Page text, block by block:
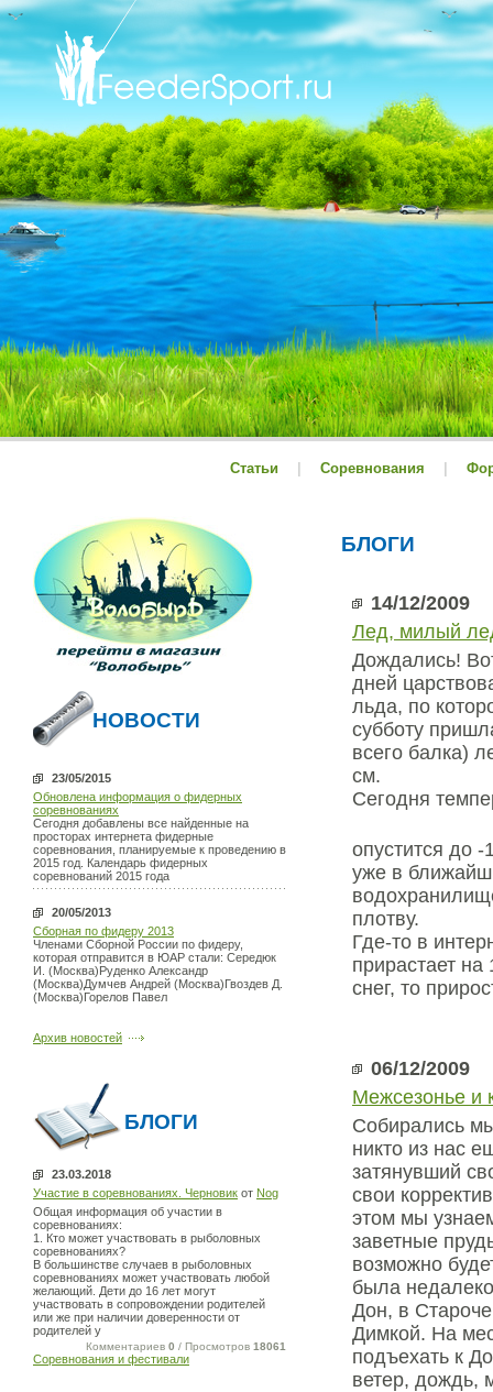
Статьи Соревнования
НОВОСТИ
23/05/2015
Обновлена информация о фидерных
соревнованиях
Сегодня добавлены все найденные на
просторах интернета фидерные
соревнования, планируемые к проведению в
2015 год. Календарь фидерных
соревнований 2015 года
20/05/2013
Сборная по фидеру 2013
Членами Сборной России по фидеру,
которая отправится в ЮАР стали: Середюк
И. (Москва)Руденко Александр
(Москва)Думчев Андрей (Москва)Гвоздев Д.
(Москва)Горелов Павел
Архив новостей
БЛОГИ
23.03.2018
Участие в соревнованиях. Черновик от Nog
Общая информация об участии в
соревнованиях:
1. Кто может участвовать в рыболовных
соревнованиях?
В большинстве случаев в рыболовных
соревнованиях может участвовать любой
желающий. Дети до 16 лет могут
участвовать в сопровождении родителей
или же при наличии доверенности от
родителей у
Комментариев 0 / Просмотров 18061
Соревнования и фестивали
БЛОГИ
14/12/2009
Лед, милый
Дождались!
дней
льда, по
субботу
всего балка)
см.
Сегодня
опустится до
уже в
плотву.
Где-то в
прирастает
снег, то
06/12/2009
Межсезонье и
Собирались
никто из нас
затянувший
свои
этом мы
заветные
возможно
была
Дон, в
Димкой. На
подъехать к
ветер, дождь,